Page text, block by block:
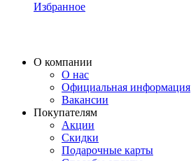
Избранное
О компании
О нас
Официальная информация
Вакансии
Покупателям
Акции
Скидки
Подарочные карты